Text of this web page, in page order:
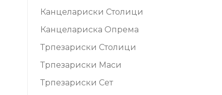
Канцелариски Столици
Канцелариска Опрема
Трпезариски Столици
Трпезариски Маси
Трпезариски Сет